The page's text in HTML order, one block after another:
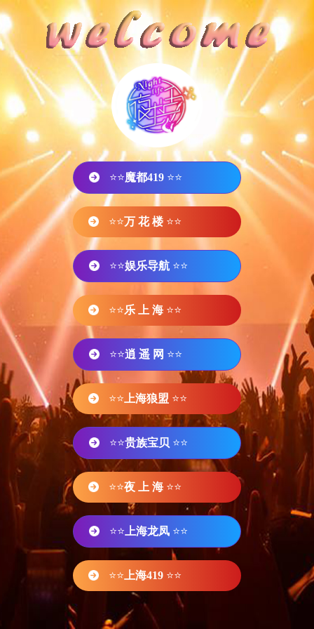
⭐⭐魔都419 ⭐⭐
⭐⭐万 花 楼 ⭐⭐
⭐⭐娱乐导航 ⭐⭐
⭐⭐乐 上 海 ⭐⭐
⭐⭐逍 遥 网 ⭐⭐
⭐⭐ 上海狼盟 ⭐⭐
⭐⭐贵族宝贝 ⭐⭐
⭐⭐夜 上 海 ⭐⭐
⭐⭐ 上海龙凤 ⭐⭐
⭐⭐ 上海419 ⭐⭐